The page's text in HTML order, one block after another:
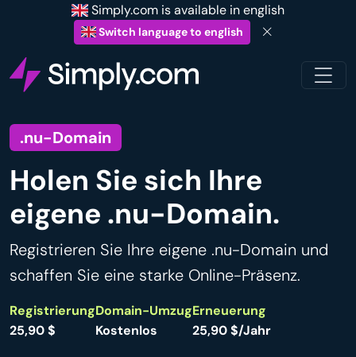
Simply.com is available in english
Switch language to english
.nu-Domain
Holen Sie sich Ihre
eigene .nu-Domain.
Registrieren Sie Ihre eigene .nu-Domain und
schaffen Sie eine starke Online-Präsenz.
Registrierung
25,90 $
Domain-Umzug
Kostenlos
Erneuerung
25,90 $/Jahr